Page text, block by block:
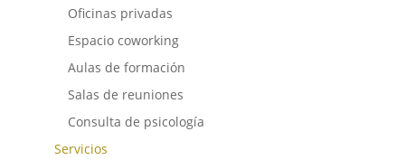
Oficinas privadas
Espacio coworking
Aulas de formación
Salas de reuniones
Consulta de psicología
Servicios